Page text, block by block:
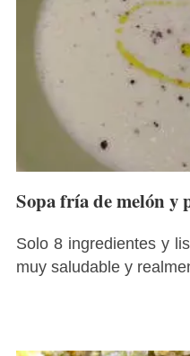
Sopa fría de melón y
Solo 8 ingredientes y
muy saludable y